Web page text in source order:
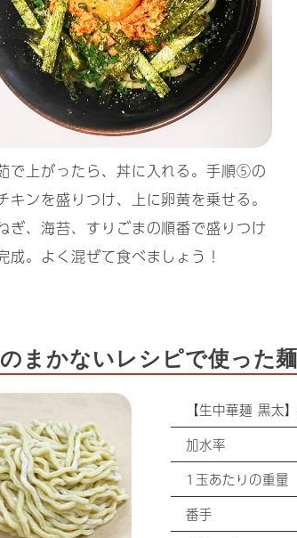
で上がったら、丼に入れる。手順⑤の
キンを盛りつけ、上に卵黄を乗せる。
ぎ、海苔、すりごまの順番で盛りつけ
成。よく混ぜて食べましょう！
のまかないレシピで使った
【生中華麺 黒太
加水率
1玉あたりの重量
番手